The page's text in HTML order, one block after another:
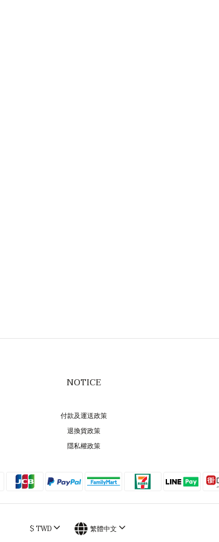
NOTICE
付款及運送政策
退換貨政策
隱私權政策
$TWD 繁體中文